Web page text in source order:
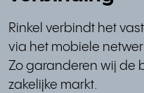
Rinkel verbindt het
via het mobiele
Zo garanderen wij de
zakelijke markt.